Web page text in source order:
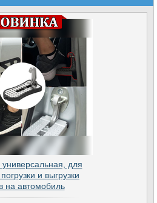
для
и выгрузки
на автомобиль